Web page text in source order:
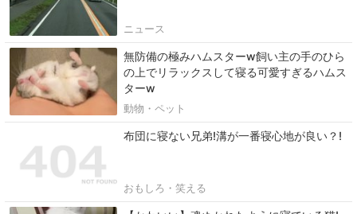
ニュース
無防備の極みハムスターw飼い主の手のひら
の上でリラックスして寝る可愛すぎるハムス
ターw
動物・ペット
布団に寝ない兄弟!溝が一番寝心地が良い？!
おもしろ・笑える